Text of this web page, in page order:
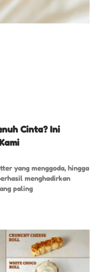
Cinta? Ini
yang menggoda, hingga
menghadirkan
paling